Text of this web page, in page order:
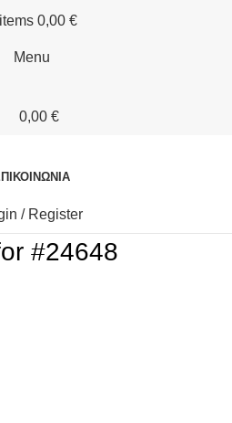
items 0,00 €
Menu
0,00 €
/ Register
#24648